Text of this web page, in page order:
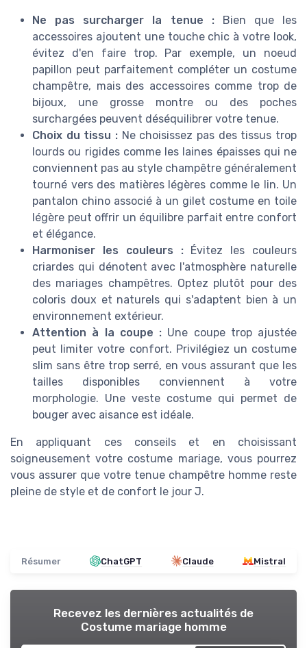
Ne pas surcharger la tenue :Bien que les
accessoires ajoutent une touche chic à votre look,
évitez d'en faire trop. Par exemple, un noeud
papillon peut parfaitement compléter un costume
champêtre, mais des accessoires comme trop de
bijoux, une grosse montre ou des poches
surchargées peuvent déséquilibrer votre tenue.
Choix du tissu : Ne choisissez pas des tissus trop
lourds ou rigides comme les laines épaisses qui ne
conviennent pas au style champêtre généralement
tourné vers des matières légères comme le lin. Un
pantalon chino associé à un gilet costume en toile
légère peut offrir un équilibre parfait entre confort
et élégance.
Harmoniser les couleurs :Évitez les couleurs
criardes qui dénotent avec l'atmosphère naturelle
des mariages champêtres. Optez plutôt pour des
coloris doux et naturels qui s'adaptent bien à un
environnement extérieur.
Attention à la coupe : Une coupe trop ajustée
peut limiter votre confort. Privilégiez un costume
slim sans être trop serré, en vous assurant que les
tailles disponibles conviennent à votre
morphologie. Une veste costume qui permet de
bouger avec aisance est idéale.
En appliquant ces conseils et en choisissant
soigneusement votre costume mariage, vous pourrez
vous assurer que votre tenue champêtre homme reste
pleine de style et de confort le jour J.
Résumer ChatGPT Claude Mistral
Recevez les dernières actualités de
Costume mariage homme